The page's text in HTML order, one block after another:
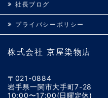
株式会社 京屋染物店
〒021-0884
岩手県一関市大手町7-28
10:00〜17:00(日曜定休)
社長ブログ
プライバシーポリシー